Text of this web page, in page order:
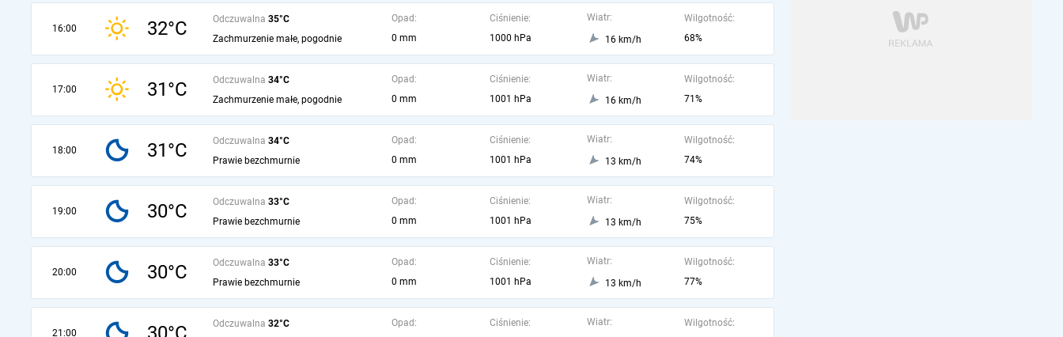
16:00 32°C Odczuwalna 35°C
Zachmurzenie małe, pogodnie
Opad:
0 mm
Ciśnienie:
1000 hPa
Wiatr:
16 km/h
Wilgotność:
68%
17:00 31°C Odczuwalna 34°C
Zachmurzenie małe, pogodnie
Opad:
0 mm
Ciśnienie:
1001 hPa
Wiatr:
16 km/h
Wilgotność:
71%
18:00 31°C Odczuwalna 34°C
Prawie bezchmurnie
Opad:
0 mm
Ciśnienie:
1001 hPa
Wiatr:
13 km/h
Wilgotność:
74%
19:00 30°C Odczuwalna 33°C
Prawie bezchmurnie
Opad:
0 mm
Ciśnienie:
1001 hPa
Wiatr:
13 km/h
Wilgotność:
75%
20:00 30°C Odczuwalna 33°C
Prawie bezchmurnie
Opad:
0 mm
Ciśnienie:
1001 hPa
Wiatr:
13 km/h
Wilgotność:
77%
21:00
Odczuwalna 32°C
Opad:
Ciśnienie:
Wiatr:
Wilgotność: